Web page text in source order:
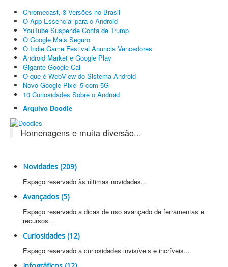
Chromecast, 3 Versões no Brasil
O App Essencial para o Android
YouTube Suspende Conta de Trump
O Google Mais Seguro
O Indie Game Festival Anuncia Vencedores
Android Market e Google Play
Gigante Google Cai
O que é WebView do Sistema Android
Novo Google Pixel 5 com 5G
10 Curiosidades Sobre o Android
Arquivo Doodle
Homenagens e muita diversão...
Novidades (209)
Espaço reservado às últimas novidades...
Avançados (5)
Espaço reservado a dicas de uso avançado de ferramentas e
recursos...
Curiosidades (12)
Espaço reservado a curiosidades invisíveis e incríveis...